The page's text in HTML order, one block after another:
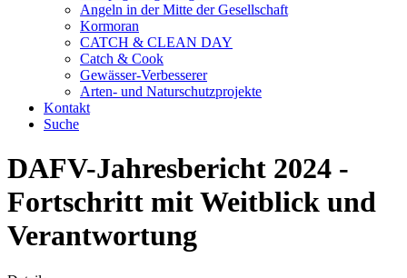
Angeln in der Mitte der Gesellschaft
Kormoran
CATCH & CLEAN DAY
Catch & Cook
Gewässer-Verbesserer
Arten- und Naturschutzprojekte
Kontakt
Suche
DAFV-Jahresbericht 2024 -
Fortschritt mit Weitblick und
Verantwortung